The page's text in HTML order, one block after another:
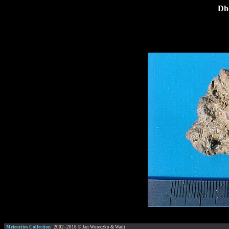
Meteorites Collection 2002–2016 © Jan Woreczko & Wadi